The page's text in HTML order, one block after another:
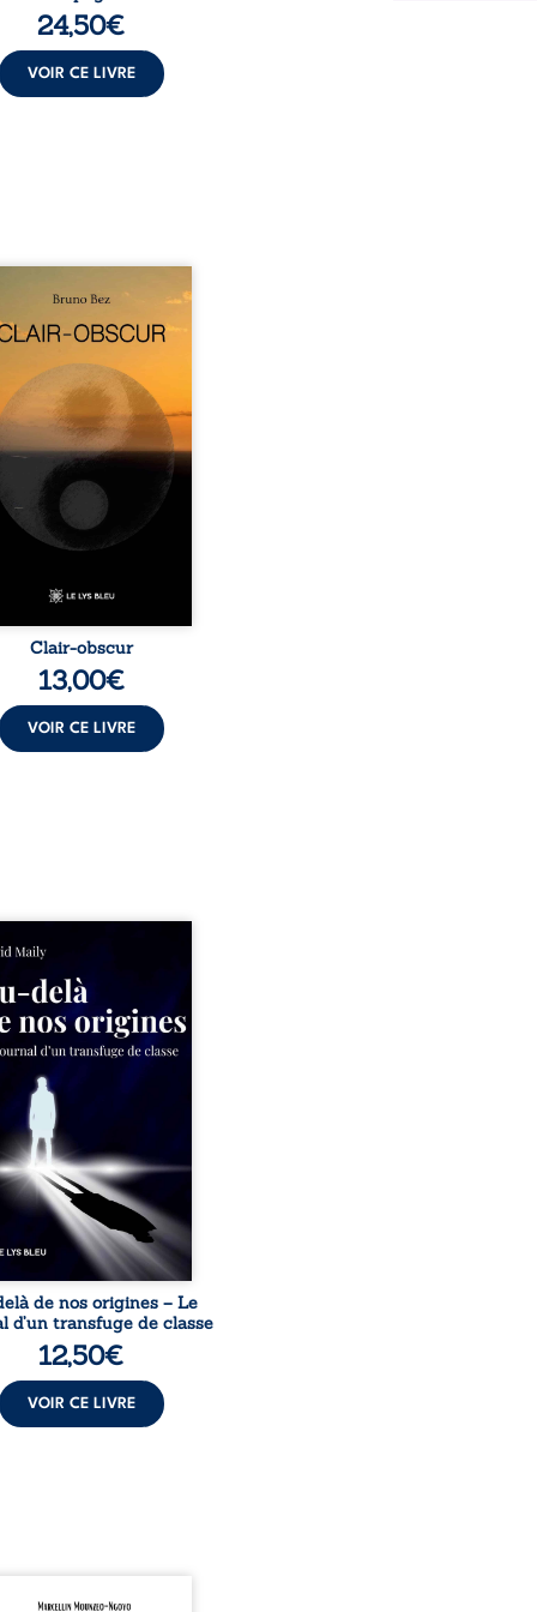
24,50€
VOIR CE LIVRE
en alexandrins, Clair-
aborde la spiritualité,
humaines, la
d’expériences
Entre clarté et
les poèmes
les observations et
façonnés au fil
vie. Ils portent un regard
sur l’existence et le
contemporain, invitant
à questionner ses ...
Clair-obscur
13,00€
VOIR CE LIVRE
un milieu populaire où
et les fractures
tenaient lieu de
David a choisi la
Très tôt, l’école et les
deviennent ses armes de
sociale. S’arracher à
exige pourtant un
Pris entre deux
l’homme réalise que
professionnels ne
guérissent ni ...
de nos origines – Le
d’un transfuge de classe
12,50€
VOIR CE LIVRE
mon pays se